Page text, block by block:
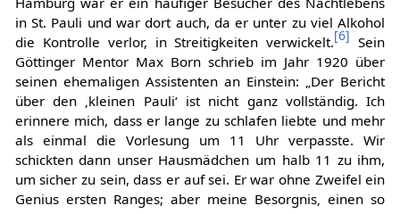
in St. Pauli und war dort auch, da er unter zu viel Alkohol
die Kontrolle verlor, in Streitigkeiten verwickelt.[6] Sein
Göttinger Mentor Max Born schrieb im Jahr 1920 über
seinen ehemaligen Assistenten an Einstein: „Der Bericht
über den ‚kleinen Pauli‘ ist nicht ganz vollständig. Ich
erinnere mich, dass er lange zu schlafen liebte und mehr
als einmal die Vorlesung um 11 Uhr verpasste. Wir
schickten dann unser Hausmädchen um halb 11 zu ihm,
um sicher zu sein, dass er auf sei. Er war ohne Zweifel ein
Genius ersten Ranges; aber meine Besorgnis‚ einen so